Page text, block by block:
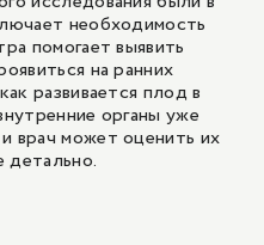
необходимость
помогает выявить
на ранних
развивается плод в
органы уже
врач может оценить их